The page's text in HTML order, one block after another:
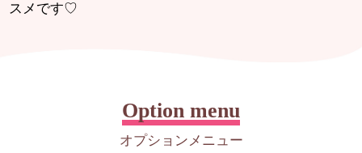
スメです♡
Option menu
オプションメニュー